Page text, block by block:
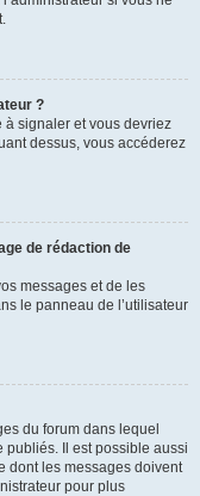
?
à signaler et vous devriez
dessus, vous accéderez
de rédaction de
messages et de les
le panneau de l’utilisateur
du forum dans lequel
publiés. Il est possible aussi
dont les messages doivent
pour plus